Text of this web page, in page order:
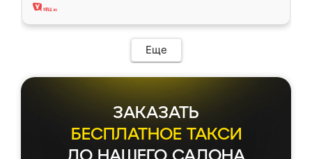
Еще
ЗАКАЗАТЬ
БЕСПЛАТНОЕ ТАКСИ